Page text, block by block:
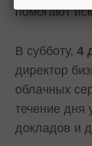
помогают
В субботу,4
директор
облачных
течение дня
докладов и